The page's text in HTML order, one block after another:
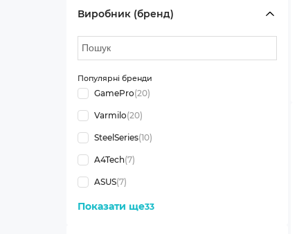
Виробник (бренд)
Популярні бренди
GamePro(20)
Varmilo(20)
SteelSeries(10)
A4Tech(7)
ASUS(7)
Показати ще33